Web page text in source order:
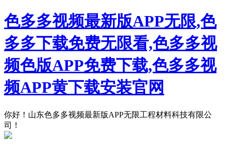
色多多视频最新版APP无限,色
多多下载免费无限看,色多多视
频色版APP免费下载,色多多视
频APP黄下载安装官网
你好！山东色多多视频最新版APP无限工程材料科技有限公
司！